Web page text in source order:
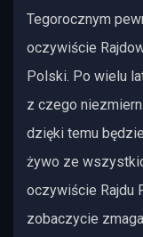
Tegorocznym
oczywiście
Polski. Po wielu
z czego
dzięki temu
żywo ze
oczywiście Rajdu
zobaczycie